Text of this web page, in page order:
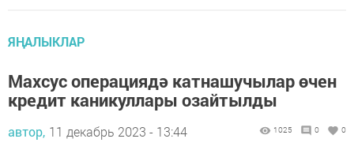
ЯҢАЛЫКЛАР
Махсус операциядә катнашучылар өчен
кредит каникуллары озайтылды
автор, 11 декабрь 2023 - 13:44 1025 0 0